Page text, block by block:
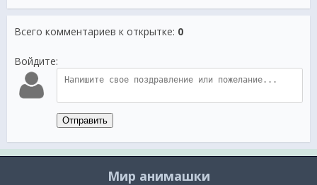
Всего комментариев к открытке: 0
Войдите:
Отправить
Мир анимашки